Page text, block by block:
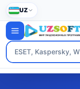
UZ